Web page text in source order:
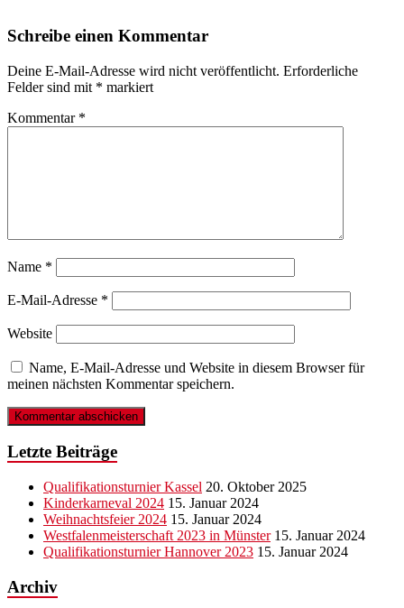
Schreibe einen Kommentar
Deine E-Mail-Adresse wird nicht veröffentlicht. Erforderliche
Felder sind mit * markiert
Kommentar *
Name *
E-Mail-Adresse *
Website
Name, E-Mail-Adresse und Website in diesem Browser für
meinen nächsten Kommentar speichern.
Letzte Beiträge
Qualifikationsturnier Kassel 20. Oktober 2025
Kinderkarneval 2024 15. Januar 2024
Weihnachtsfeier 2024 15. Januar 2024
Westfalenmeisterschaft 2023 in Münster 15. Januar 2024
Qualifikationsturnier Hannover 2023 15. Januar 2024
Archiv